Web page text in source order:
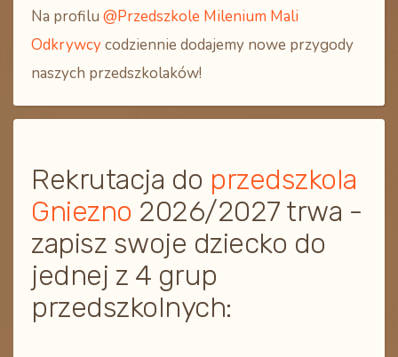
Na profilu @Przedszkole Milenium Mali
Odkrywcycodziennie dodajemy nowe przygody
naszych przedszkolaków!
Rekrutacja do przedszkola
Gniezno 2026/2027 trwa -
zapisz swoje dziecko do
jednej z 4 grup
przedszkolnych: